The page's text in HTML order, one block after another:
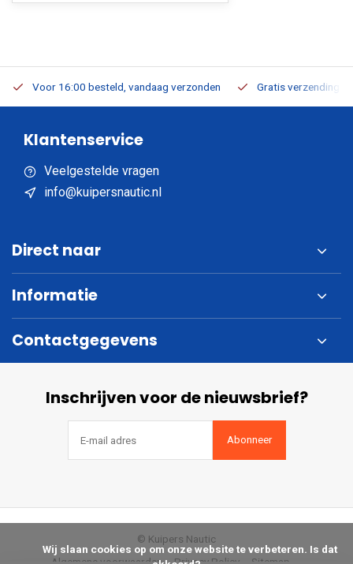
Voor 16:00 besteld, vandaag verzonden Gratis verzending
Klantenservice
Veelgestelde vragen
info@kuipersnautic.nl
Direct naar
Informatie
Contactgegevens
Inschrijven voor de nieuwsbrief?
Abonneer
© Kuipers Nautic